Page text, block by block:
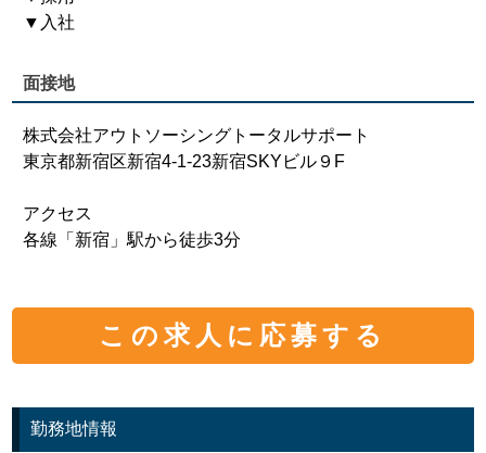
▼入社
面接地
株式会社アウトソーシングトータルサポート
東京都新宿区新宿4-1-23新宿SKYビル９F
アクセス
各線「新宿」駅から徒歩3分
この求人に応募する
勤務地情報